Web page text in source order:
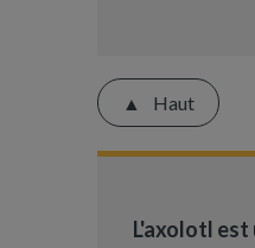
Haut
L'axolotl est